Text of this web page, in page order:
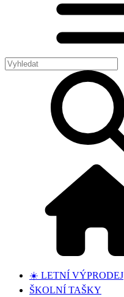
☀️ LETNÍ VÝPRODEJ
ŠKOLNÍ TAŠKY